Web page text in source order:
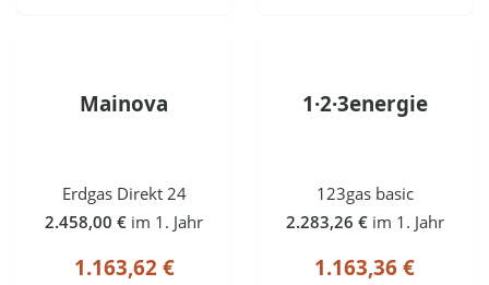
Mainova
Erdgas Direkt 24
2.458,00 € im 1. Jahr
1.163,62 €
1·2·3energie
123gas basic
2.283,26 € im 1. Jahr
1.163,36 €